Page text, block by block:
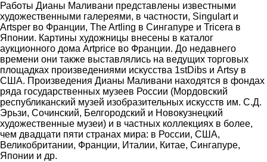
Работы Дианы Маливани представлены известными
художественными галереями, в частности, Singulart и
Artsper во Франции, The Artling в Сингапуре и Tricera в
Японии. Картины художницы внесены в каталог
аукционного дома Artprice во Франции. До недавнего
времени они также выставлялись на ведущих торговых
площадках произведениями искусства 1stDibs и Artsy в
США. Произведения Дианы Маливани находятся в фондах
ряда государственных музеев России (Мордовский
республиканский музей изобразительных искусств им. С.Д.
Эрьзи, Сочинский, Белгородский и Новокузнецкий
художественные музеи) и в частных коллекциях в более,
чем двадцати пяти странах мира: в России, США,
Великобритании, Франции, Италии, Китае, Сингапуре,
Японии и др.